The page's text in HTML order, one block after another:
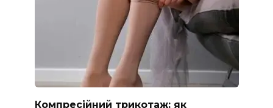
Компресійний трикотаж: як